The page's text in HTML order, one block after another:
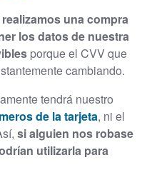
una compra
los datos de nuestra
porque el CVV que
cambiando.
tendrá nuestro
de la tarjeta, ni el
si alguien nos robase
utilizarla para